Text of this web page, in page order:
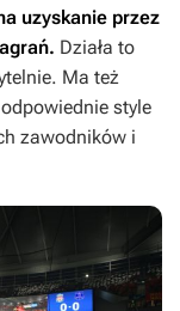
uzyskanie przez
Działa to
Ma też
style
zawodników i